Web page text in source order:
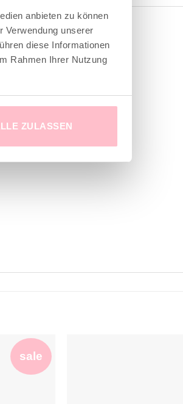
anbieten zu können
Verwendung unserer
diese Informationen
Rahmen Ihrer Nutzung
ZULASSEN
sale